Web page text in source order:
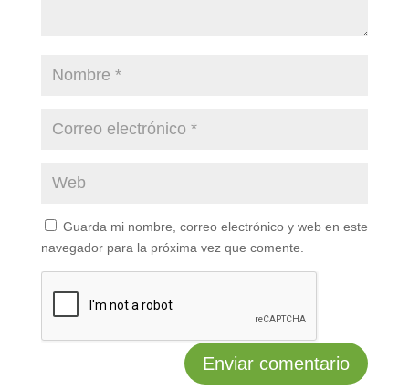
Guarda mi nombre, correo electrónico y web en este
navegador para la próxima vez que comente.